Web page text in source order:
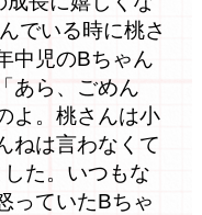
でいる時に桃さ
中児のBちゃん
あら、ごめん
よ。桃さんは小
ねは言わなくて
た。いつもな
っていたBちゃ